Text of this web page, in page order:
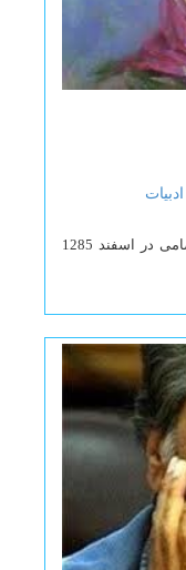
ادبیات
رخشنده اعتصامی معروف به پروین اعتصامی در اسفند 1285